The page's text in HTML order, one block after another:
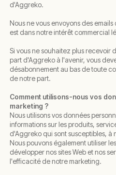
d'Aggreko.
Nous ne vous envoyons des
est dans notre intérêt commercial
Si vous ne souhaitez plus recevoir
part d'Aggreko à l'avenir, vous
désabonnement au bas de toute
de notre part.
Comment utilisons-nous vos
marketing ?
Nous utilisons vos données
informations sur les produits,
d'Aggreko qui sont susceptibles, à
Nous pouvons également utiliser
développer nos sites Web et nos
l'efficacité de notre marketing.